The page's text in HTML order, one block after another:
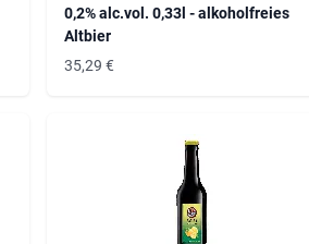
0,2% alc.vol. 0,33l - alkoholfreies
Altbier
35,29 €